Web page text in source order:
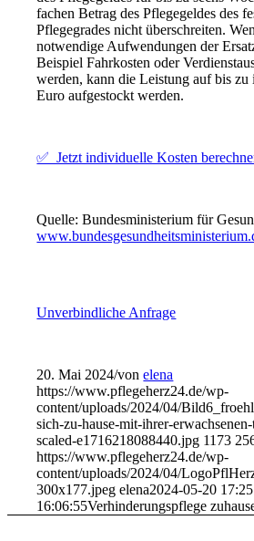
fachen Betrag des Pflegegeldes des
Pflegegrades nicht überschreiten.
notwendige Aufwendungen der
Beispiel Fahrkosten oder
werden, kann die Leistung auf bis zu
Euro aufgestockt werden.
✅ Jetzt individuelle Kosten
Quelle: Bundesministerium für
Unverbindliche Anfrage
20. Mai 2024/vonelena
https://www.pflegeherz24.de/wp-
content/uploads/2024/04/
sich-zu-hause-mit-ihrer-
scaled-e1716218088440.jpg 1173
https://www.pflegeherz24.de/wp-
content/uploads/2024/04/
300x177.jpeg elena2024-05-20
16:06:55Verhinderungspflege